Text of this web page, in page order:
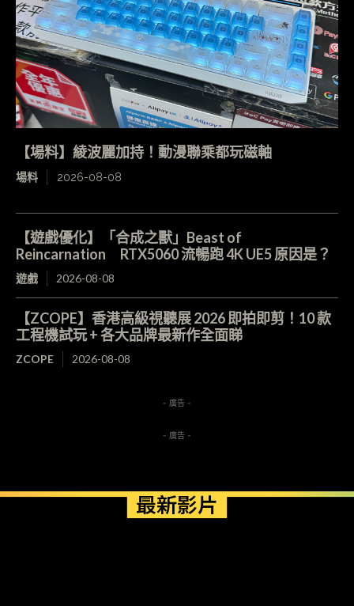
【場料】綾波麗加持！動漫聯乘都玩磁軸
場料 2026-08-08
【遊戲優化】「合成之獸」Beast of
Reincarnation RTX5060 流暢跑 4K UE5 原因是？
遊戲 2026-08-08
【ZCOPE】香港高級視聽展 2026 即拍即剪！10 款
工程機試玩 + 各大品牌最新作全面睇
ZCOPE 2026-08-08
- 廣告 -
- 廣告 -
最新影片